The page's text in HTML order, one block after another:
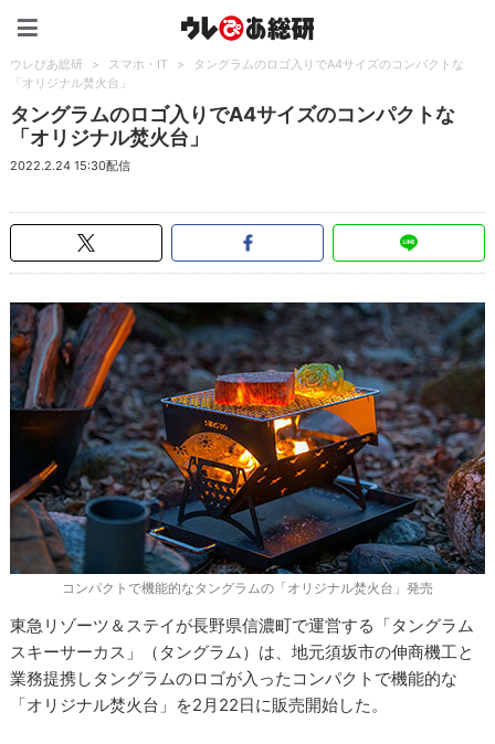
ウレぴあ総研 > スマホ・IT >
タングラムのロゴ入りでA4サイズのコンパクトな
「オリジナル焚火台」
タングラムのロゴ入りでA4サイズのコンパクトな
「オリジナル焚火台」
2022.2.24 15:30配信
コンパクトで機能的なタングラムの「オリジナル焚火台」発売
東急リゾーツ＆ステイが長野県信濃町で運営する「タングラム
スキーサーカス」（タングラム）は、地元須坂市の伸商機工と
業務提携しタングラムのロゴが入ったコンパクトで機能的な
「オリジナル焚火台」を2月22日に販売開始した。